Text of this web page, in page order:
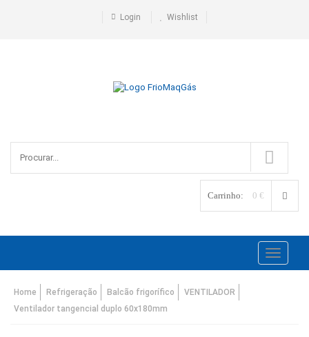
Login Wishlist
Carrinho: 0 €
Toggle
Home Refrigeração Balcão frigorífico
VENTILADOR
Ventilador tangencial duplo 60x180mm